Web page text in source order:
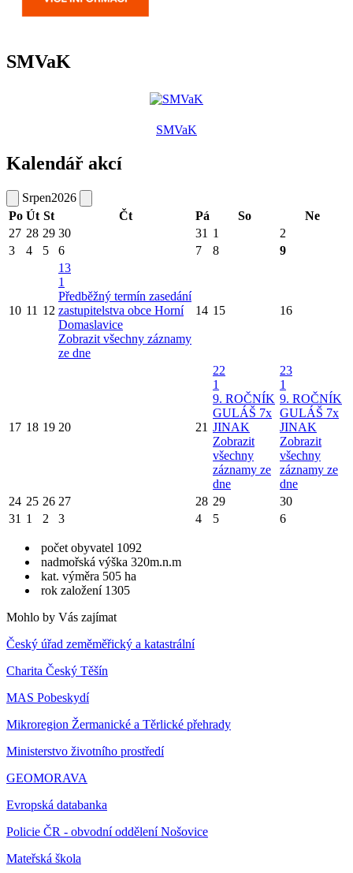
SMVaK
SMVaK
Kalendář akcí
Srpen2026
Po Út St Čt Pá So
Ne
27 28 29 30 31 1
2
3
4 5 6 7 8 9
10 11 12
13
1
Předběžný termín zasedání
zastupitelstva obce Horní
Domaslavice
Zobrazit všechny záznamy
ze dne
14 15 16
17 18 19 20 21
22
1
9. ROČNÍK
GULÁŠ 7x
JINAK
Zobrazit
všechny
záznamy ze
dne
23
1
9. ROČNÍK
GULÁŠ 7x
JINAK
Zobrazit
všechny
záznamy ze
dne
24 25 26 27 28 29
30
31 1 2 3 4 5 6
počet obyvatel 1092
nadmořská výška 320m.n.m
kat. výměra 505 ha
rok založení 1305
Mohlo by Vás zajímat
Český úřad zeměměřický a katastrální
Charita Český Těšín
MAS Pobeskydí
Mikroregion Žermanické a Těrlické přehrady
Ministerstvo životního prostředí
GEOMORAVA
Evropská databanka
Policie ČR - obvodní oddělení Nošovice
Mateřská škola